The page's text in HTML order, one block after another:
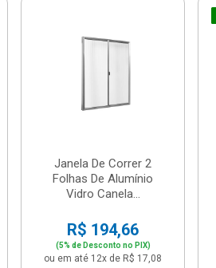
Janela De Correr 2
Folhas De Alumínio
Vidro Canela...
R$ 194,66
(5% de Desconto no PIX)
ou em até 12x de R$ 17,08